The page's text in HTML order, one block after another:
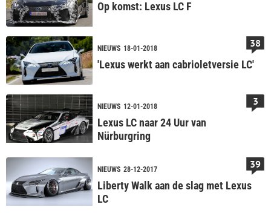
Op komst: Lexus LC F
NIEUWS 18-01-2018
'Lexus werkt aan cabrioletversie LC'
38
NIEUWS 12-01-2018
Lexus LC naar 24 Uur van
Nürburgring
3
NIEUWS 28-12-2017
Liberty Walk aan de slag met Lexus
LC
39